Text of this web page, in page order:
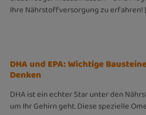
Ihre Nährstoffversorgung zu erfahren!
DHA und EPA: Wichtige
Denken
DHA ist ein echter Star unter den
um Ihr Gehirn geht. Diese spezielle